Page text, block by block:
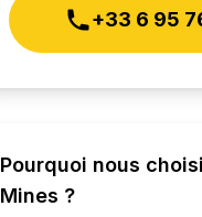
+33 6 95
Pourquoi nous
Mines ?